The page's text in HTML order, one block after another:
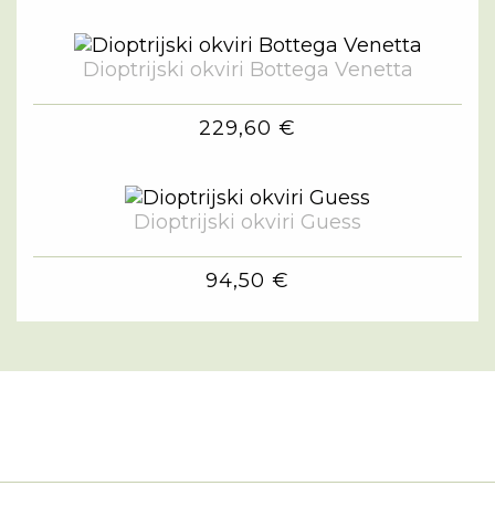
Dioptrijski okviri Bottega Venetta
229,60 €
Dioptrijski okviri Guess
94,50 €